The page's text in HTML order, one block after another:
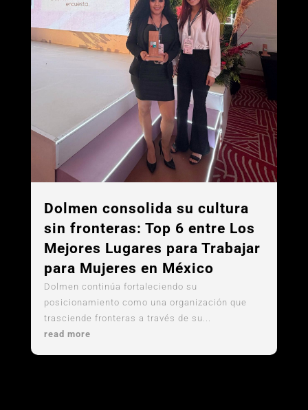
Dolmen consolida su cultura
sin fronteras: Top 6 entre Los
Mejores Lugares para Trabajar
para Mujeres en México
Dolmen continúa fortaleciendo su
posicionamiento como una organización que
trasciende fronteras a través de su...
read more